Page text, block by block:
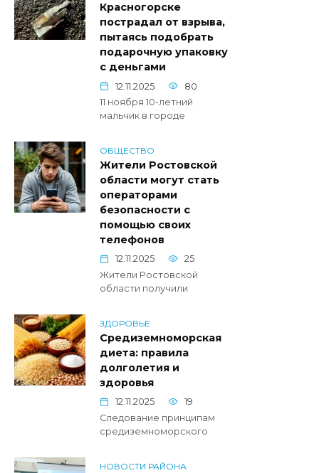
Красногорске
пострадал от взрыва,
пытаясь подобрать
подарочную упаковку
с деньгами
12.11.2025
80
11 ноября 10-летний
мальчик в городе
ОБЩЕСТВО
Жители Ростовской
области могут стать
операторами
безопасности с
помощью своих
телефонов
12.11.2025
25
Жители Ростовской
области получили
ЗДОРОВЬЕ
Средиземноморская
диета: правила
долголетия и
здоровья
12.11.2025
19
Следование принципам
средиземноморского
НОВОСТИ РАЙОНА